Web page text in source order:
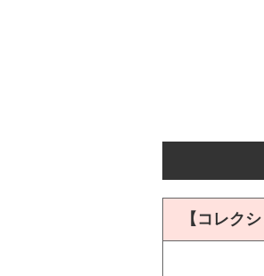
【コレク